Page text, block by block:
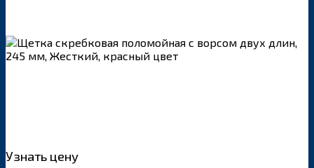
Узнать цену